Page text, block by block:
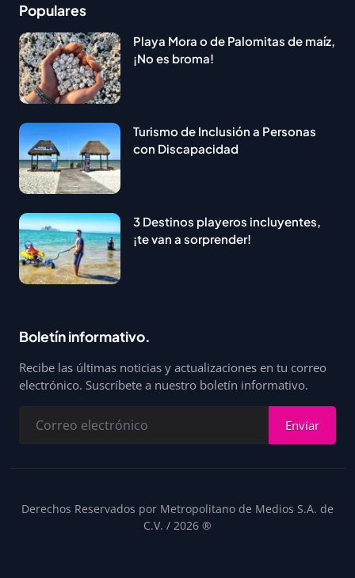
Populares
Playa Mora o de Palomitas de maíz,
¡No es broma!
Turismo de Inclusión a Personas
con Discapacidad
3 Destinos playeros incluyentes,
¡te van a sorprender!
Boletín informativo.
Recibe las últimas noticias y actualizaciones en tu correo
electrónico. Suscríbete a nuestro boletín informativo.
Enviar
Derechos Reservados por Metropolitano de Medios S.A. de
C.V. / 2026 ®